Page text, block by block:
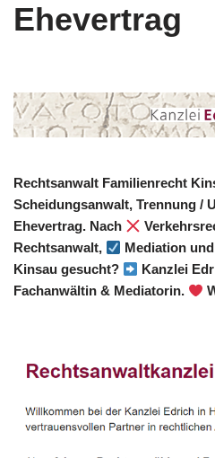
Ehevertrag
Rechtsanwalt Familienrecht
Scheidungsanwalt, Trennung /
Ehevertrag. Nach
Rechtsanwalt,
Mediation
Kinsau gesucht?
Kanzlei
Fachanwältin & Mediatorin.